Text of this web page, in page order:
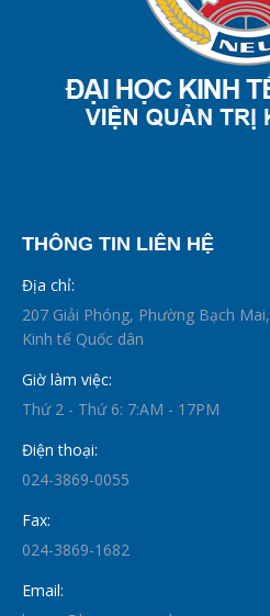
THÔNG TIN LIÊN HỆ
Địa chỉ:
207 Giải Phóng, Phường Bạch
Kinh tế Quốc dân
Giờ làm việc:
Thứ 2 - Thứ 6: 7:AM - 17PM
Điện thoại:
024-3869-0055
Fax:
024-3869-1682
Email: